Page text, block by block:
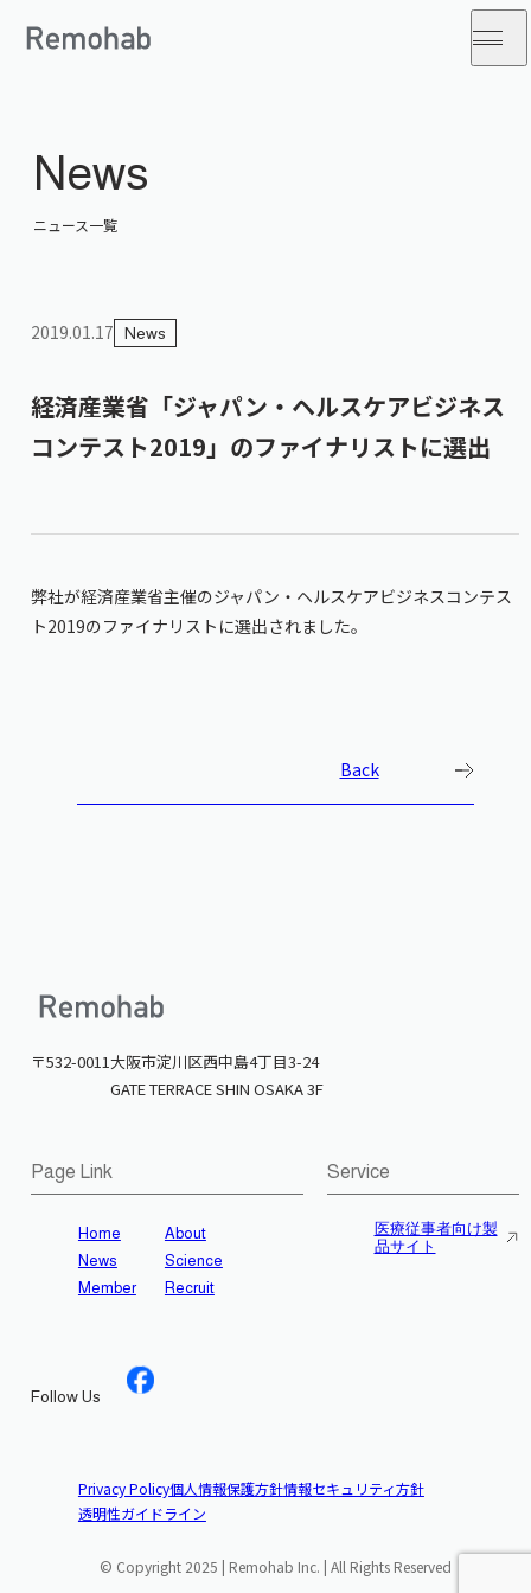
News
ニュース一覧
2019.01.17 News
経済産業省「ジャパン・ヘルスケアビジネス
コンテスト2019」のファイナリストに選出
弊社が経済産業省主催のジャパン・ヘルスケアビジネスコンテス
ト2019のファイナリストに選出されました。
Back
〒532-0011大阪市淀川区西中島4丁目3-24
GATE TERRACE SHIN OSAKA 3F
Page Link
Home
About
News
Science
Member
Recruit
Service
医療従事者向け製
品サイト
Follow Us
Privacy Policy個人情報保護方針情報セキュリティ方針
透明性ガイドライン
© Copyright 2025 | Remohab Inc. | All Rights Reserved